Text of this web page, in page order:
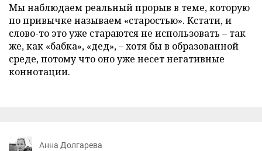
Мы наблюдаем реальный прорыв в теме, которую
по привычке называем «старостью». Кстати, и
слово-то это уже стараются не использовать – так
же, как «бабка», «дед», – хотя бы в образованной
среде, потому что оно уже несет негативные
коннотации.
Анна Долгарева